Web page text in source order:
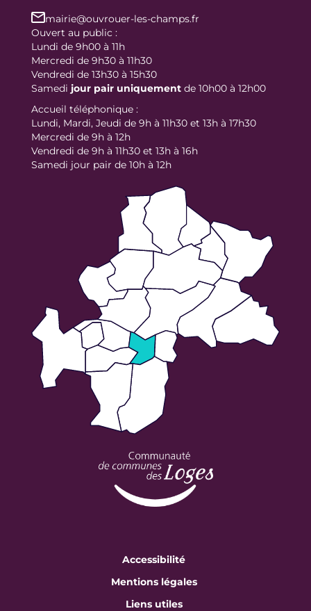
mairie@ouvrouer-les-champs.fr
Ouvert au public :
Lundi de 9h00 à 11h
Mercredi de 9h30 à 11h30
Vendredi de 13h30 à 15h30
Samedi jour pair uniquement de 10h00 à 12h00
Accueil téléphonique :
Lundi, Mardi, Jeudi de 9h à 11h30 et 13h à 17h30
Mercredi de 9h à 12h
Vendredi de 9h à 11h30 et 13h à 16h
Samedi jour pair de 10h à 12h
Accessibilité
Mentions légales
Liens utiles